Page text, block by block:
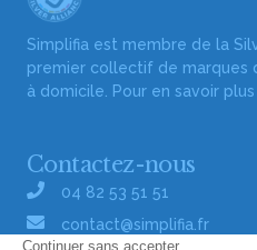
Simplifia est membre de la
premier collectif de marques
à domicile. Pour en savoir plus
Contactez-nous
04 82 53 51 51
contact@simplifia.fr